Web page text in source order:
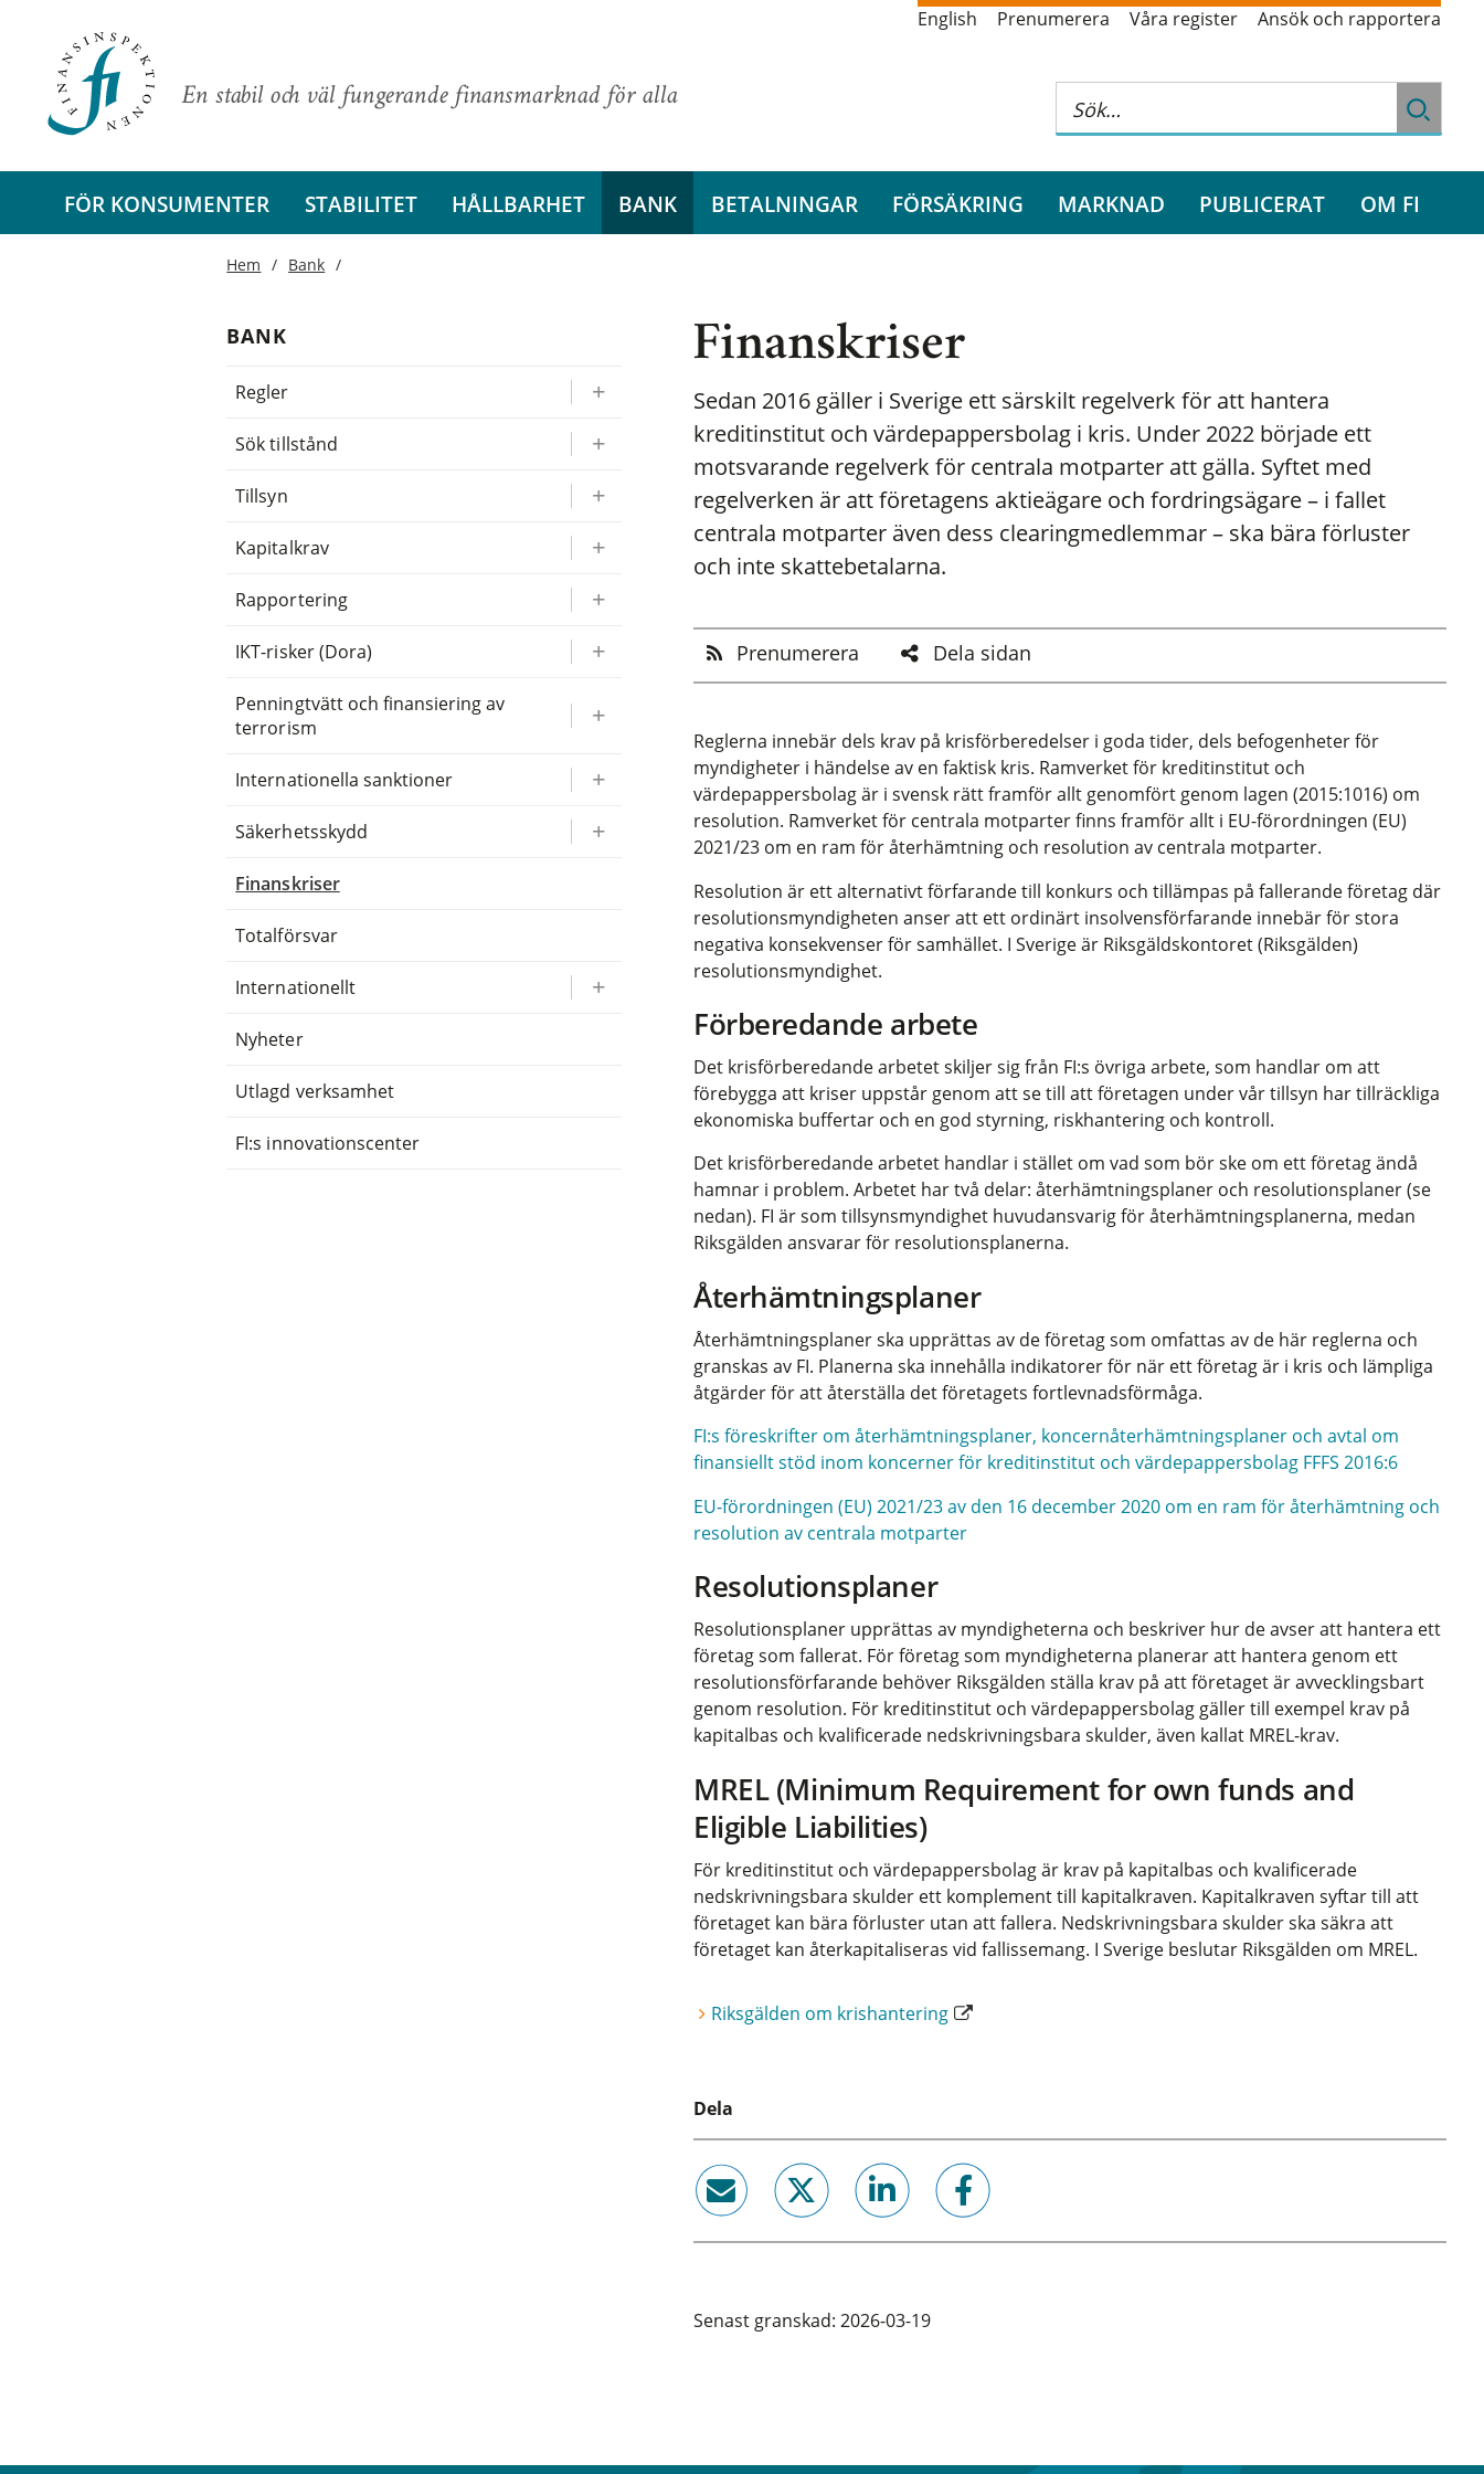
En stabil och väl fungerande finansmarknad för alla
English Prenumerera Våra register Ansök och rapportera
FÖR KONSUMENTER STABILITET HÅLLBARHET BANK BETALNINGAR FÖRSÄKRING MARKNAD PUBLICERAT OM FI
Finanskriser
Sedan 2016 gäller i Sverige ett särskilt regelverk för att hantera
kreditinstitut och värdepappersbolag i kris. Under 2022 började ett
motsvarande regelverk för centrala motparter att gälla. Syftet med
regelverken är att företagens aktieägare och fordringsägare – i fallet
centrala motparter även dess clearingmedlemmar – ska bära förluster
och inte skattebetalarna.
Prenumerera Dela sidan
Reglerna innebär dels krav på krisförberedelser i goda tider, dels befogenheter för
myndigheter i händelse av en faktisk kris. Ramverket för kreditinstitut och
värdepappersbolag är i svensk rätt framför allt genomfört genom lagen (2015:1016) om
resolution. Ramverket för centrala motparter finns framför allt i EU-förordningen (EU)
2021/23 om en ram för återhämtning och resolution av centrala motparter.
Resolution är ett alternativt förfarande till konkurs och tillämpas på fallerande företag där
resolutionsmyndigheten anser att ett ordinärt insolvensförfarande innebär för stora
negativa konsekvenser för samhället. I Sverige är Riksgäldskontoret (Riksgälden)
resolutionsmyndighet.
Förberedande arbete
Det krisförberedande arbetet skiljer sig från FI:s övriga arbete, som handlar om att
förebygga att kriser uppstår genom att se till att företagen under vår tillsyn har tillräckliga
ekonomiska buffertar och en god styrning, riskhantering och kontroll.
Det krisförberedande arbetet handlar i stället om vad som bör ske om ett företag ändå
hamnar i problem. Arbetet har två delar: återhämtningsplaner och resolutionsplaner (se
nedan). FI är som tillsynsmyndighet huvudansvarig för återhämtningsplanerna, medan
Riksgälden ansvarar för resolutionsplanerna.
Återhämtningsplaner
Återhämtningsplaner ska upprättas av de företag som omfattas av de här reglerna och
granskas av FI. Planerna ska innehålla indikatorer för när ett företag är i kris och lämpliga
åtgärder för att återställa det företagets fortlevnadsförmåga.
FI:s föreskrifter om återhämtningsplaner, koncernåterhämtningsplaner och avtal om
finansiellt stöd inom koncerner för kreditinstitut och värdepappersbolag FFFS 2016:6
EU-förordningen (EU) 2021/23 av den 16 december 2020 om en ram för återhämtning och
resolution av centrala motparter
Resolutionsplaner
Resolutionsplaner upprättas av myndigheterna och beskriver hur de avser att hantera ett
företag som fallerat. För företag som myndigheterna planerar att hantera genom ett
resolutionsförfarande behöver Riksgälden ställa krav på att företaget är avvecklingsbart
genom resolution. För kreditinstitut och värdepappersbolag gäller till exempel krav på
kapitalbas och kvalificerade nedskrivningsbara skulder, även kallat MREL-krav.
MREL (Minimum Requirement for own funds and
Eligible Liabilities)
För kreditinstitut och värdepappersbolag är krav på kapitalbas och kvalificerade
nedskrivningsbara skulder ett komplement till kapitalkraven. Kapitalkraven syftar till att
företaget kan bära förluster utan att fallera. Nedskrivningsbara skulder ska säkra att
företaget kan återkapitaliseras vid fallissemang. I Sverige beslutar Riksgälden om MREL.
Riksgälden om krishantering
Dela
Senast granskad: 2026-03-19
Hem Bank
BANK
Regler
Sök tillstånd
Tillsyn
Kapitalkrav
Rapportering
IKT-risker (Dora)
Penningtvätt och finansiering av
terrorism
Internationella sanktioner
Säkerhetsskydd
Finanskriser
Totalförsvar
Internationellt
Nyheter
Utlagd verksamhet
FI:s innovationscenter